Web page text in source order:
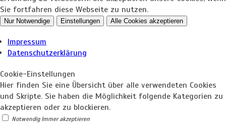
Sie fortfahren diese Webseite zu nutzen.
Nur Notwendige Einstellungen Alle Cookies akzeptieren
Impressum
Datenschutzerklärung
Cookie-Einstellungen
Hier finden Sie eine Übersicht über alle verwendeten Cookies
und Skripte. Sie haben die Möglichkeit folgende Kategorien zu
akzeptieren oder zu blockieren.
Notwendig Immer akzeptieren